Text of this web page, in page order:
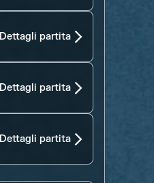
Dettagli partita
Dettagli partita
Dettagli partita